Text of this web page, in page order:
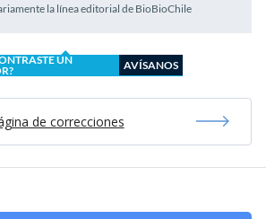
la línea editorial de BioBioChile
UN
AVÍSANOS
de correcciones